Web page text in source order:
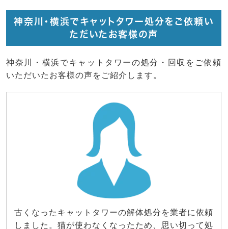
神奈川・横浜でキャットタワー処分をご依頼い
ただいたお客様の声
神奈川・横浜でキャットタワーの処分・回収をご依頼
いただいたお客様の声をご紹介します。
古くなったキャットタワーの解体処分を業者に依頼
しました。猫が使わなくなったため、思い切って処